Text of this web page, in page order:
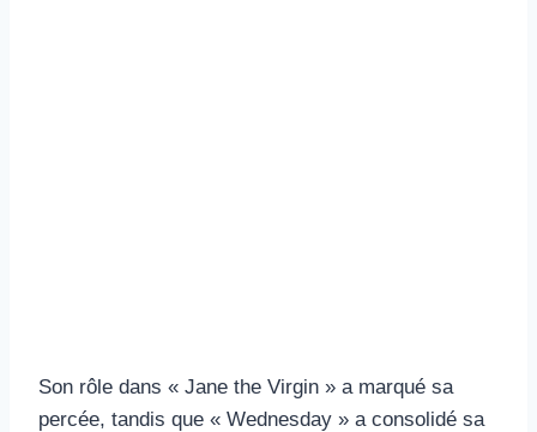
Son rôle dans « Jane the Virgin » a marqué sa
percée, tandis que « Wednesday » a consolidé sa